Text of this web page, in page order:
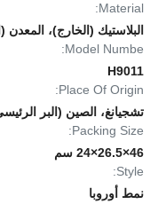
Material:
البلاستيك (الخارج)، المعدن
Model Numbe:
H9011
Place Of Origin:
تشجيانغ، الصين (البر
Packing Size:
46×26.5×24 سم
Style:
نمط أوروبا